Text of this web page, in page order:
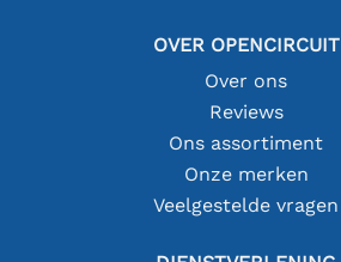
OVER OPENCIRCUIT
Over ons
Reviews
Ons assortiment
Onze merken
Veelgestelde vragen